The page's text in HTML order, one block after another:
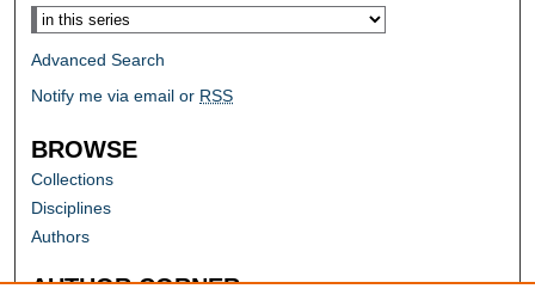
Advanced Search
Notify me via email or RSS
BROWSE
Collections
Disciplines
Authors
AUTHOR CORNER